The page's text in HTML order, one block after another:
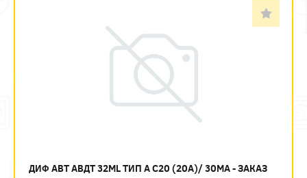
ДИФ АВТ АВДТ 32ML ТИП А C20 (20А)/ 30МА - ЗАКАЗ